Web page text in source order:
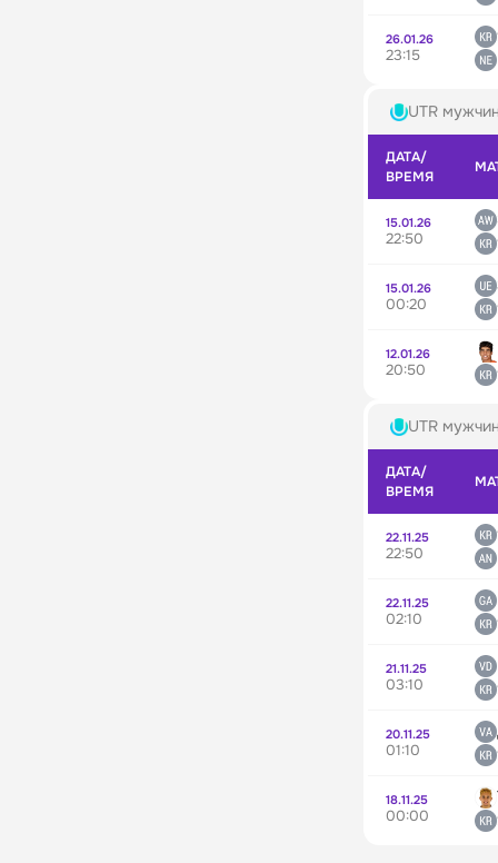
26.01.26
23:15
UTR
ДАТА/
ВРЕМЯ
15.01.26
22:50
15.01.26
00:20
12.01.26
20:50
UTR
ДАТА/
ВРЕМЯ
22.11.25
22:50
22.11.25
02:10
21.11.25
03:10
20.11.25
01:10
18.11.25
00:00